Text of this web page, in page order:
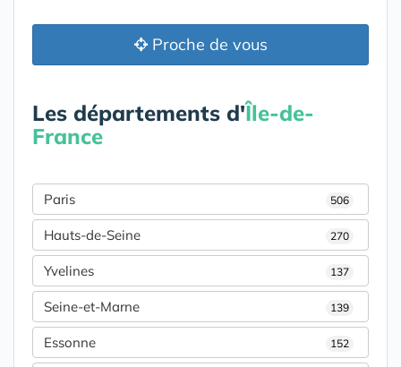
Proche de vous
Les départements d'Île-de-
France
Paris 506
Hauts-de-Seine 270
Yvelines 137
Seine-et-Marne 139
Essonne 152